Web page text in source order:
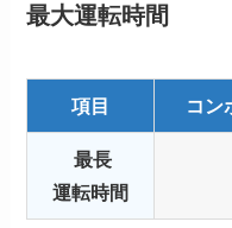
最大運転時間
項目 コン
最長
運転時間